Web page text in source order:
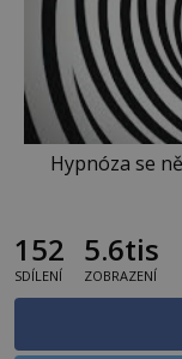
Hypnóza se
152
SDÍLENÍ
5.6tis
ZOBRAZENÍ